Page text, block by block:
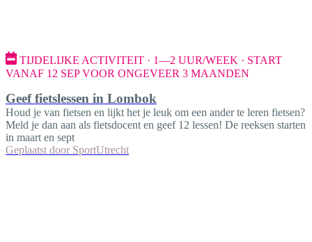
TIJDELIJKE ACTIVITEIT · 1—2 UUR/WEEK · START
VANAF 12 SEP VOOR ONGEVEER 3 MAANDEN
Geef fietslessen in Lombok
Houd je van fietsen en lijkt het je leuk om een ander te leren fietsen?
Meld je dan aan als fietsdocent en geef 12 lessen! De reeksen starten
in maart en sept
Geplaatst door SportUtrecht